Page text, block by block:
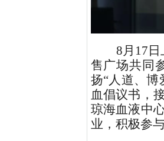
8月 17
售广场共同
扬“人道、博
血倡议书，
琼海血液中
业，积极参